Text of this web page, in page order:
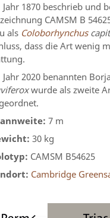
1870 beschrieb und
CAMSM B
als Coloborhynchus
dass die Art wenig
2020 benannten
wurde als zweite
7 m
30 kg
CAMSM B54625
Cambridge